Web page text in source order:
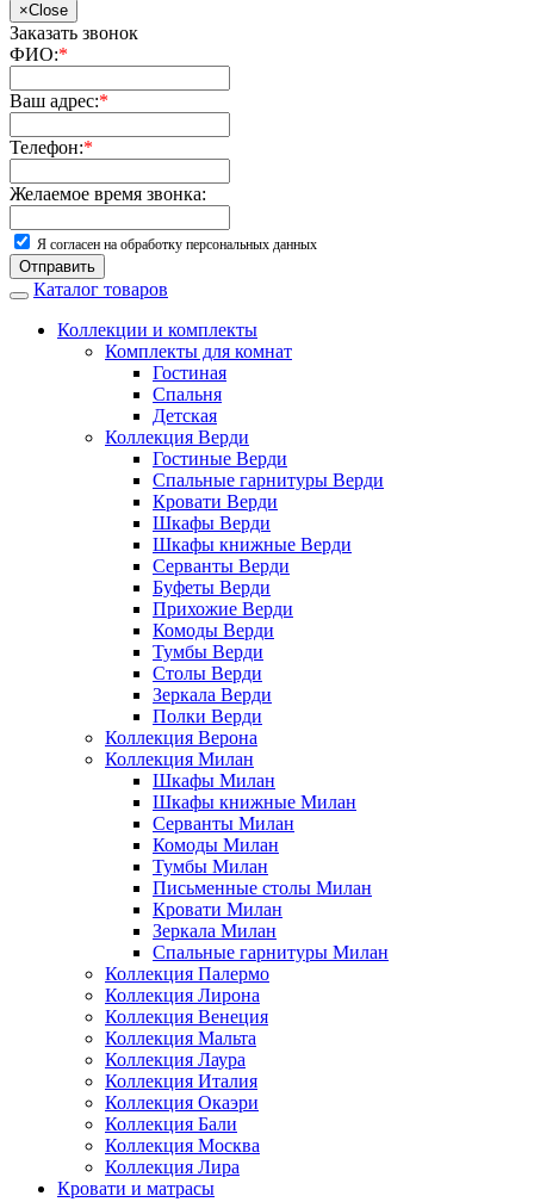
×Close
Заказать звонок
ФИО:*
Ваш адрес:*
Телефон:*
Желаемое время звонка:
Я согласен на обработку персональных данных
Отправить
Каталог товаров
Коллекции и комплекты
Комплекты для комнат
Гостиная
Спальня
Детская
Коллекция Верди
Гостиные Верди
Спальные гарнитуры Верди
Кровати Верди
Шкафы Верди
Шкафы книжные Верди
Серванты Верди
Буфеты Верди
Прихожие Верди
Комоды Верди
Тумбы Верди
Столы Верди
Зеркала Верди
Полки Верди
Коллекция Верона
Коллекция Милан
Шкафы Милан
Шкафы книжные Милан
Серванты Милан
Комоды Милан
Тумбы Милан
Письменные столы Милан
Кровати Милан
Зеркала Милан
Спальные гарнитуры Милан
Коллекция Палермо
Коллекция Лирона
Коллекция Венеция
Коллекция Мальта
Коллекция Лаура
Коллекция Италия
Коллекция Окаэри
Коллекция Бали
Коллекция Москва
Коллекция Лира
Кровати и матрасы